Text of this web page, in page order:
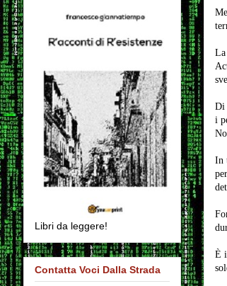
La
Di
i
In
È
Libri da leggere!
Contatta Voci Dalla Strada